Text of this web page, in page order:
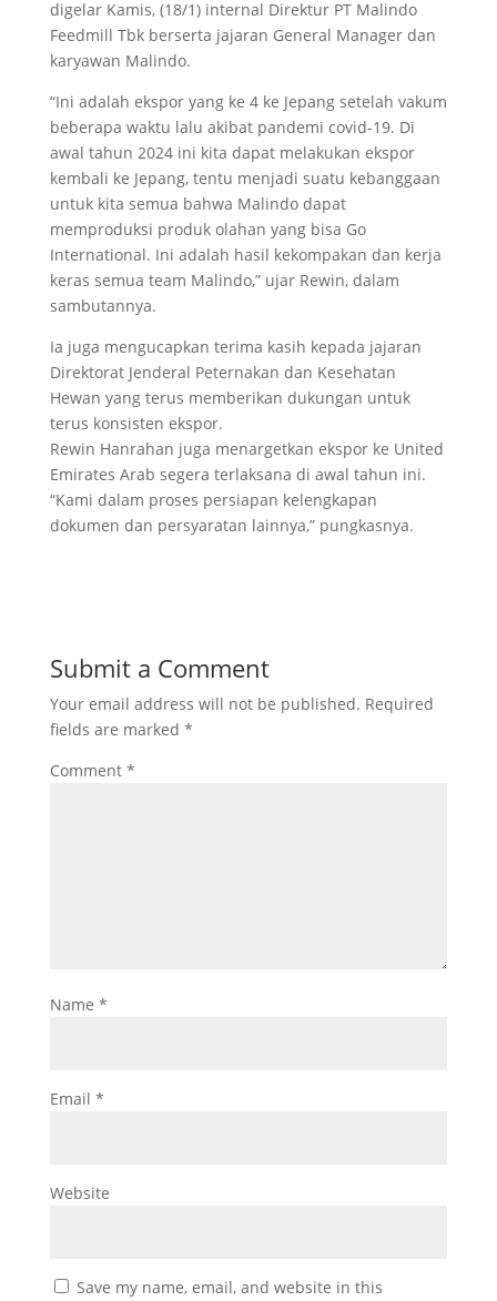
digelar Kamis, (18/1) internal Direktur PT Malindo
Feedmill Tbk berserta jajaran General Manager dan
karyawan Malindo.
“Ini adalah ekspor yang ke 4 ke Jepang setelah vakum
beberapa waktu lalu akibat pandemi covid-19. Di
awal tahun 2024 ini kita dapat melakukan ekspor
kembali ke Jepang, tentu menjadi suatu kebanggaan
untuk kita semua bahwa Malindo dapat
memproduksi produk olahan yang bisa Go
International. Ini adalah hasil kekompakan dan kerja
keras semua team Malindo,” ujar Rewin, dalam
sambutannya.
Ia juga mengucapkan terima kasih kepada jajaran
Direktorat Jenderal Peternakan dan Kesehatan
Hewan yang terus memberikan dukungan untuk
terus konsisten ekspor.
Rewin Hanrahan juga menargetkan ekspor ke United
Emirates Arab segera terlaksana di awal tahun ini.
“Kami dalam proses persiapan kelengkapan
dokumen dan persyaratan lainnya,” pungkasnya.
Submit a Comment
Your email address will not be published. Required
fields are marked *
Comment *
Name *
Email *
Website
Save my name, email, and website in this